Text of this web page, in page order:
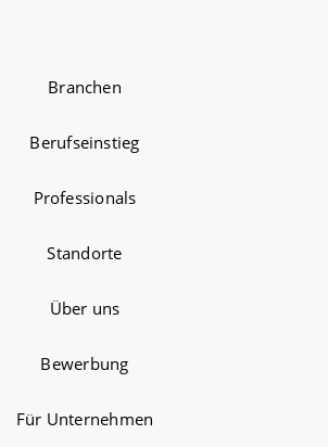
Branchen
Berufseinstieg
Professionals
Standorte
Über uns
Bewerbung
Für Unternehmen